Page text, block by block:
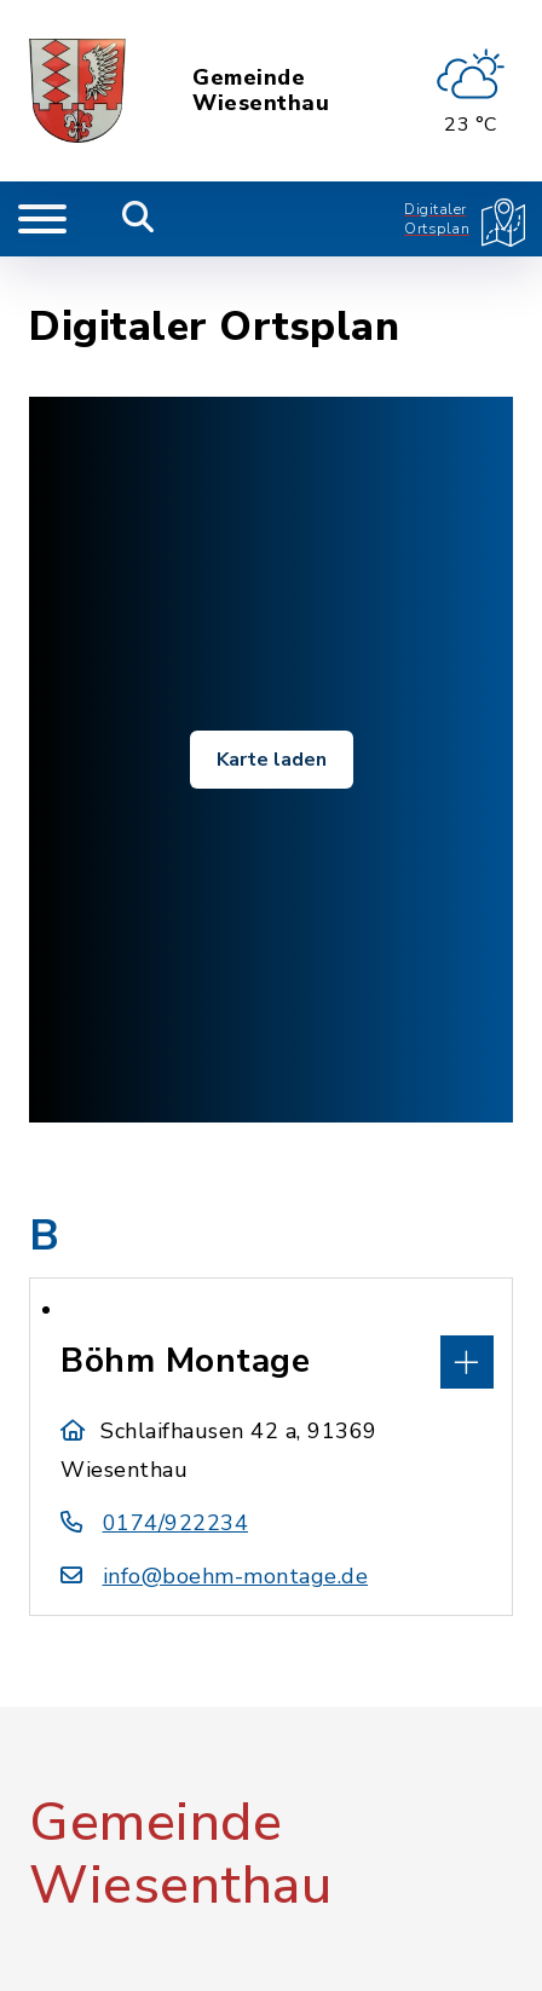
Gemeinde
Wiesenthau
23 °C
Digitaler
Ortsplan
Digitaler Ortsplan
Karte laden
B
Böhm Montage
Schlaifhausen 42 a, 91369
Wiesenthau
0174/922234
info@boehm-montage.de
Gemeinde
Wiesenthau